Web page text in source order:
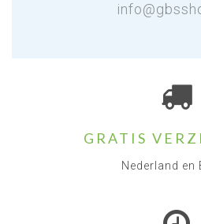
GRATIS
Nederland en